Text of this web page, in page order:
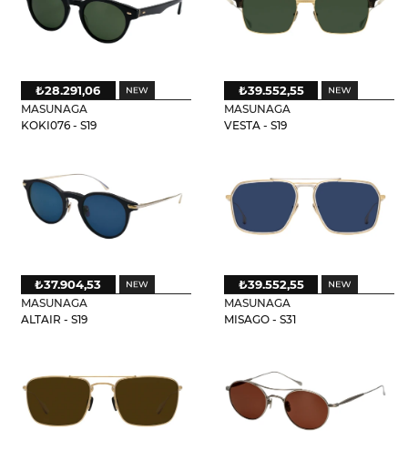
MASUNAGA
KOKI076 - S19
₺28.291,06
MASUNAGA
VESTA - S19
₺39.552,55
MASUNAGA
ALTAIR - S19
₺37.904,53
MASUNAGA
MISAGO - S31
₺39.552,55